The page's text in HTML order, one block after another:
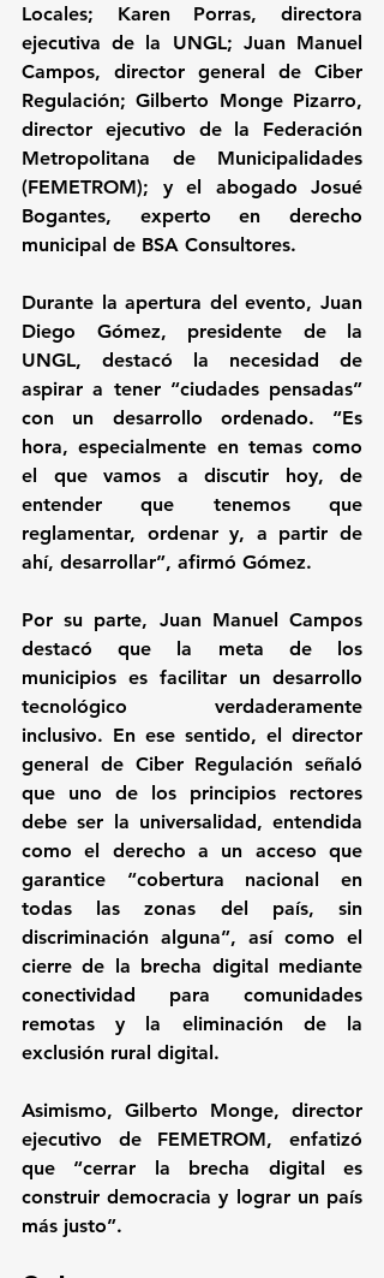
Locales; Karen Porras, directora
ejecutiva de la UNGL; Juan Manuel
Campos, director general de Ciber
Regulación; Gilberto Monge Pizarro,
director ejecutivo de la Federación
Metropolitana de Municipalidades
(FEMETROM); y el abogado Josué
Bogantes, experto en derecho
municipal de BSA Consultores.
Durante la apertura del evento, Juan
Diego Gómez, presidente de la
UNGL, destacó la necesidad de
aspirar a tener “ciudades pensadas”
con un desarrollo ordenado. “Es
hora, especialmente en temas como
el que vamos a discutir hoy, de
entender que tenemos que
reglamentar, ordenar y, a partir de
ahí, desarrollar”, afirmó Gómez.
Por su parte, Juan Manuel Campos
destacó que la meta de los
municipios es facilitar un desarrollo
tecnológico verdaderamente
inclusivo. En ese sentido, el director
general de Ciber Regulación señaló
que uno de los principios rectores
debe ser la universalidad, entendida
como el derecho a un acceso que
garantice “cobertura nacional en
todas las zonas del país, sin
discriminación alguna”, así como el
cierre de la brecha digital mediante
conectividad para comunidades
remotas y la eliminación de la
exclusión rural digital.
Asimismo, Gilberto Monge, director
ejecutivo de FEMETROM, enfatizó
que “cerrar la brecha digital es
construir democracia y lograr un país
más justo”.